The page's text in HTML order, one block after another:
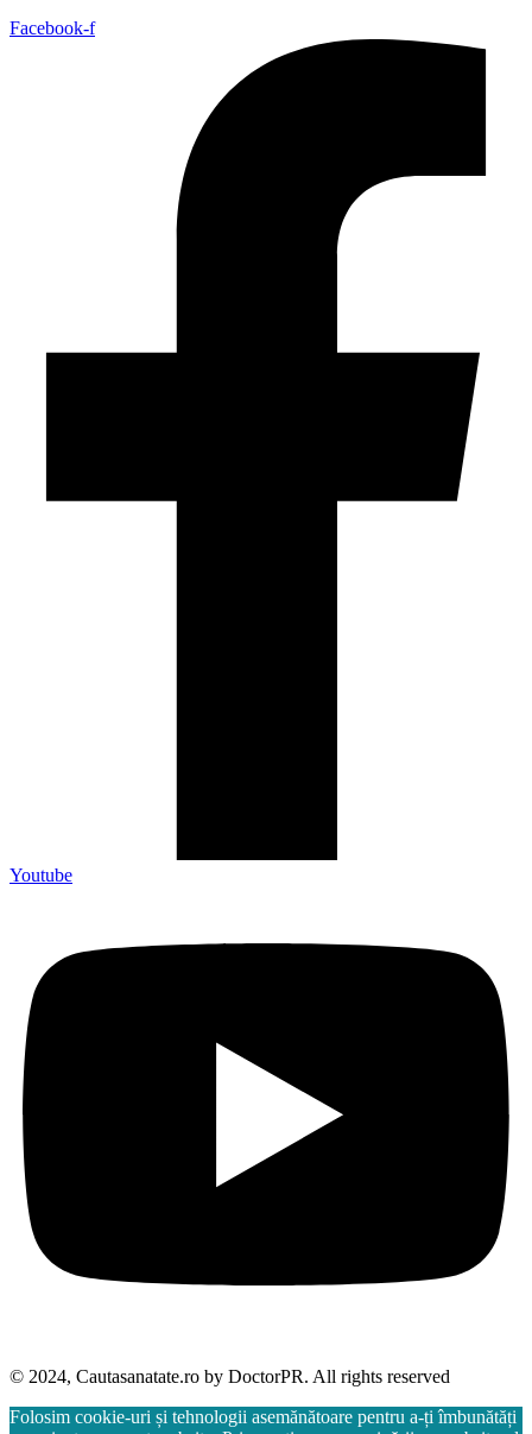
Facebook-f
Youtube
© 2024, Cautasanatate.ro by DoctorPR. All rights reserved
Folosim cookie-uri și tehnologii asemănătoare pentru a-ți îmbunătăți